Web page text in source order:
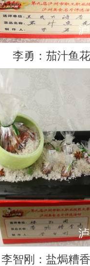
李勇：茄汁鱼花
李智刚：盐焗糟